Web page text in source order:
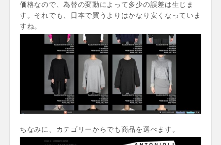
価格なので、為替の変動によって多少の誤差は生じま
す。それでも、日本で買うよりはかなり安くなっていま
すね。
ちなみに、カテゴリーからでも商品を選べます。